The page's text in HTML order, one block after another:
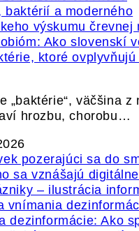
Ako slovenskí
ktoré ovplyvňujú
„baktérie“, väčšina z
hrozbu, chorobu…
dezinformácie: Ako